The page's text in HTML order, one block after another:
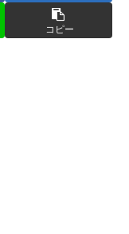
コピー